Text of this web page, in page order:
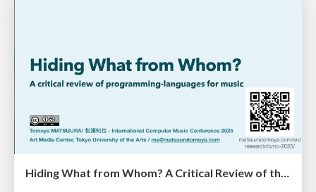
Hiding What from Whom? A Critical Review of the History of Programming languages for Music